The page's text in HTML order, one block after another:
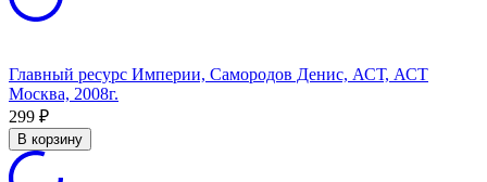
Главный ресурс Империи, Самородов Денис, АСТ, АСТ
Москва, 2008г.
299 ₽
В корзину